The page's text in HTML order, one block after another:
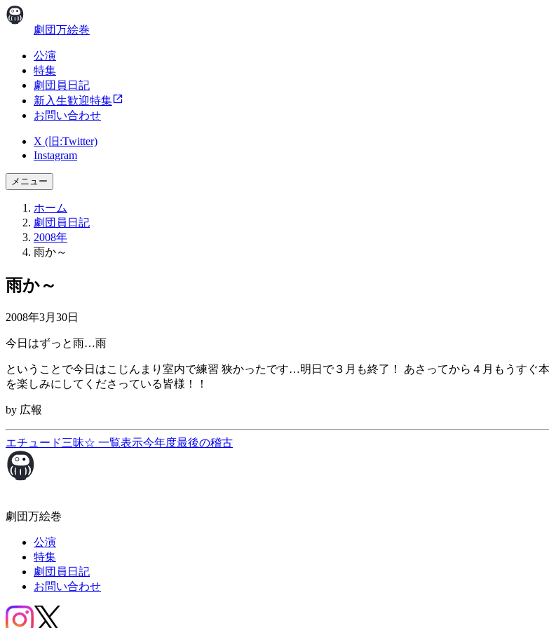
劇団万絵巻
公演
特集
劇団員日記
新入生歓迎特集
お問い合わせ
X (旧:Twitter)
Instagram
メニュー
ホーム
劇団員日記
2008年
雨か～
雨か～
2008年3月30日
今日はずっと雨…雨
ということで今日はこじんまり室内で練習 狭かったです…明日で３月も終了！ あさってから４月もうすぐ
を楽しみにしてくださっている皆様！！
by 広報
エチュード三昧☆ 一覧表示今年度最後の稽古
劇団万絵巻
公演
特集
劇団員日記
お問い合わせ